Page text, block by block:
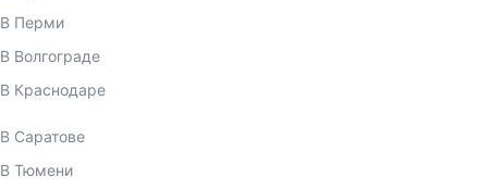
В Перми
В Волгограде
В Краснодаре
В Саратове
В Тюмени